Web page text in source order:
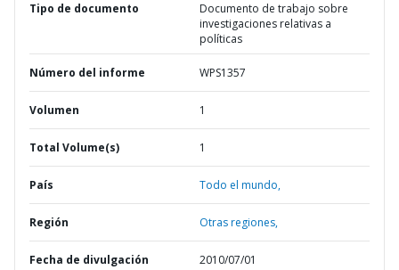
Tipo de documento
Documento de trabajo sobre
investigaciones relativas a
políticas
Número del informe WPS1357
Volumen 1
Total Volume(s) 1
País Todo el mundo,
Región Otras regiones,
Fecha de divulgación 2010/07/01